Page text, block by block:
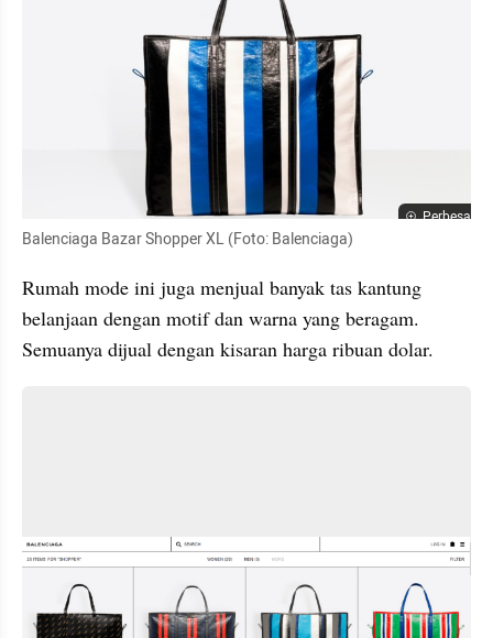
Perbesar
Balenciaga Bazar Shopper XL (Foto: Balenciaga)
Rumah mode ini juga menjual banyak tas kantung
belanjaan dengan motif dan warna yang beragam.
Semuanya dijual dengan kisaran harga ribuan dolar.